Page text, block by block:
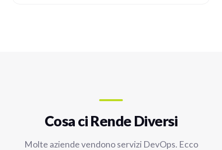
Cosa ci Rende Diversi
Molte aziende vendono servizi DevOps. Ecco